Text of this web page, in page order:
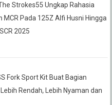
Strokes55 Ungkap Rahasia
MCR Pada 125Z Alfi Husni Hingga
2025
Fork Sport Kit Buat Bagian
Rendah, Lebih Nyaman dan